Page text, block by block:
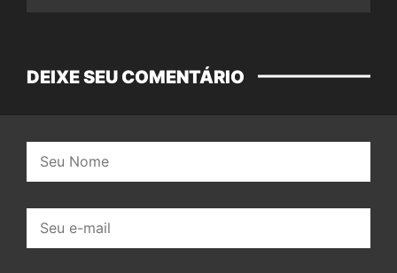
DEIXE SEU COMENTÁRIO
mail: